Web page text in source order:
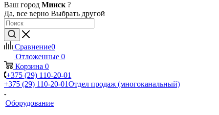
Ваш город Минск ?
Да, все верно Выбрать другой
Сравнение0
Отложенные 0
Корзина 0
+375 (29) 110-20-01
+375 (29) 110-20-01Отдел продаж (многоканальный)
Оборудование